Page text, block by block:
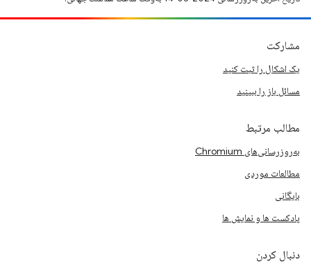
مشارکت
یک اشکال را ثبت کنید
مسائل باز را ببینید
مطالب مرتبط
به‌روزرسانی‌های Chromium
مطالعات موردی
بایگانی
پادکست ها و نمایش ها
دنبال کردن